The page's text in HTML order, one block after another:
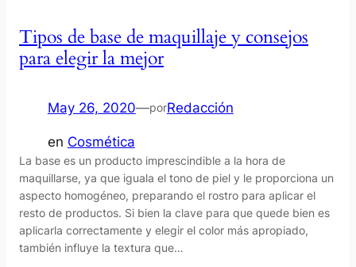
Tipos de base de maquillaje y consejos
para elegir la mejor
May 26, 2020—porRedacción
en Cosmética
La base es un producto imprescindible a la hora de
maquillarse, ya que iguala el tono de piel y le proporciona un
aspecto homogéneo, preparando el rostro para aplicar el
resto de productos. Si bien la clave para que quede bien es
aplicarla correctamente y elegir el color más apropiado,
también influye la textura que…